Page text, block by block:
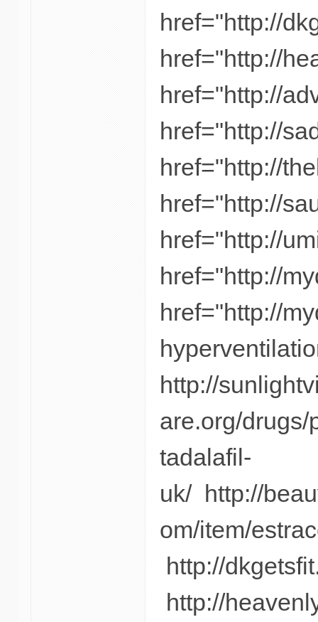
href="http://
href="http://
href="http://
href="http://
href="http://
href="http://
href="http://
href="http://
href="http://
http://
are.org/
tadalafil-
uk/ http://
om/item/
http://
http://